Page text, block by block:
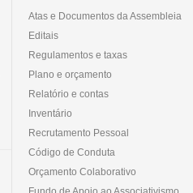
Atas e Documentos da Assembleia
Editais
Regulamentos e taxas
Plano e orçamento
Relatório e contas
Inventário
Recrutamento Pessoal
Código de Conduta
Orçamento Colaborativo